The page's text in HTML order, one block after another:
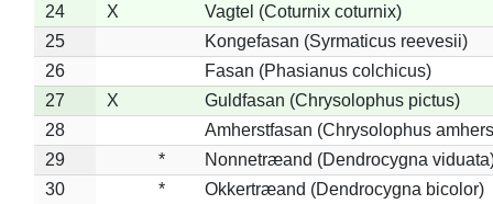
24
X
Vagtel (Coturnix coturnix)
25
Kongefasan (Syrmaticus reevesii)
26
Fasan (Phasianus colchicus)
27
X
Guldfasan (Chrysolophus pictus)
28
Amherstfasan (Chrysolophus
29
*
Nonnetræand (Dendrocygna
30
*
Okkertræand (Dendrocygna bicolor)